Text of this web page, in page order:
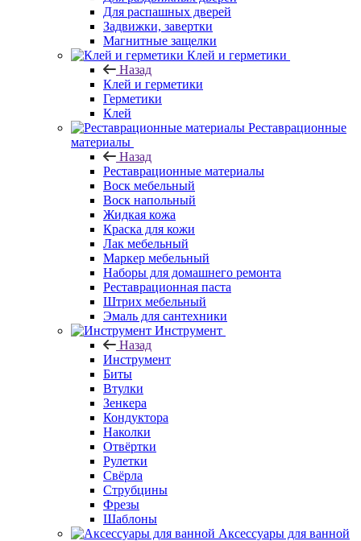
Для распашных дверей
Задвижки, завертки
Магнитные защелки
Клей и герметики
Назад
Клей и герметики
Герметики
Клей
Реставрационные
материалы
Назад
Реставрационные материалы
Воск мебельный
Воск напольный
Жидкая кожа
Краска для кожи
Лак мебельный
Маркер мебельный
Наборы для домашнего ремонта
Реставрационная паста
Штрих мебельный
Эмаль для сантехники
Инструмент
Назад
Инструмент
Биты
Втулки
Зенкера
Кондуктора
Наколки
Отвёртки
Рулетки
Свёрла
Струбцины
Фрезы
Шаблоны
Аксессуары для ванной